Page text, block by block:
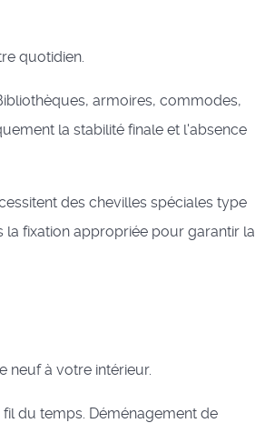
quotidien.
armoires, commodes,
la stabilité finale et l'absence
des chevilles spéciales type
fixation appropriée pour garantir la
neuf à votre intérieur.
du temps. Déménagement de